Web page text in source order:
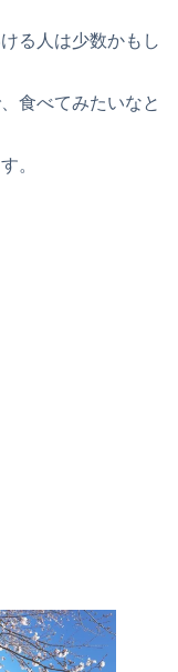
る人は少数かもし
食べてみたいなと
。